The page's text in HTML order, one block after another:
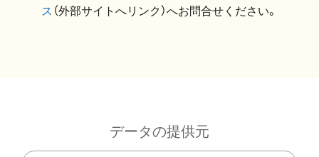
ス （外部サイトへリンク）へお問合せください。
データの提供元